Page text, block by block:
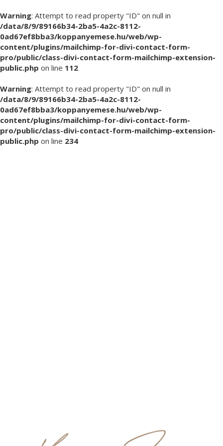
Warning: Attempt to read property "ID" on null in
/data/8/9/89166b34-2ba5-4a2c-8112-
0ad67ef8bba3/koppanyemese.hu/web/wp-
content/plugins/mailchimp-for-divi-contact-form-
pro/public/class-divi-contact-form-mailchimp-extension-
public.php on line 112
Warning: Attempt to read property "ID" on null in
/data/8/9/89166b34-2ba5-4a2c-8112-
0ad67ef8bba3/koppanyemese.hu/web/wp-
content/plugins/mailchimp-for-divi-contact-form-
pro/public/class-divi-contact-form-mailchimp-extension-
public.php on line 234